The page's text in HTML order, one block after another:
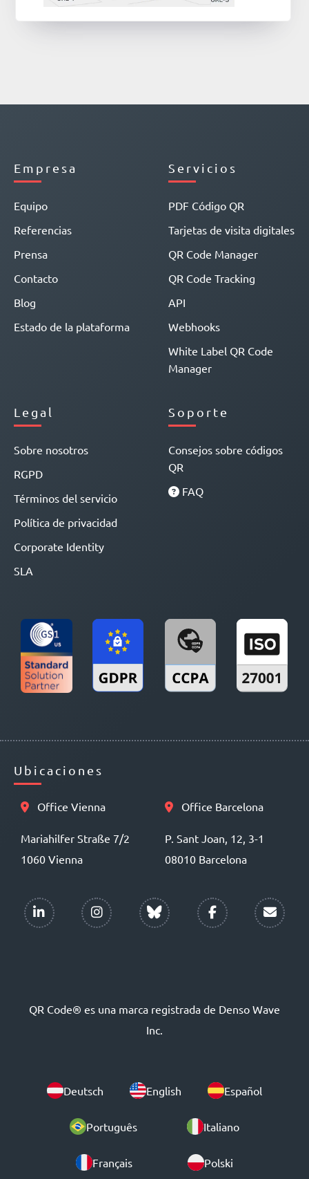
Empresa
Equipo
Referencias
Prensa
Contacto
Blog
Estado de la plataforma
Servicios
PDF Código QR
Tarjetas de visita digitales
QR Code Manager
QR Code Tracking
API
Webhooks
White Label QR Code
Manager
Legal
Sobre nosotros
RGPD
Términos del servicio
Política de privacidad
Corporate Identity
SLA
Soporte
Consejos sobre códigos
QR
FAQ
Ubicaciones
Office Vienna
Mariahilfer Straße 7/2
1060 Vienna
Office Barcelona
P. Sant Joan, 12, 3-1
08010 Barcelona
QR Code® es una marca registrada de Denso Wave
Inc.
Deutsch English Español
Português Italiano
Français Polski